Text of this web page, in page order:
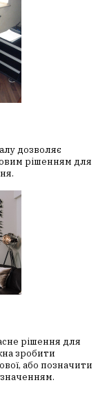
дозволяє
рішенням для
рішення для
зробити
або позначити